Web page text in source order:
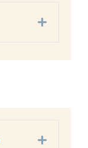
Expand
Expand